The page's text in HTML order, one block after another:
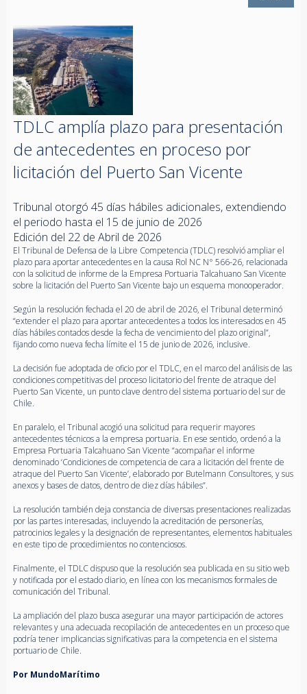
TDLC amplía plazo para presentación
de antecedentes en proceso por
licitación del Puerto San Vicente
Tribunal otorgó 45 días hábiles adicionales, extendiendo
el periodo hasta el 15 de junio de 2026
Edición del 22 de Abril de 2026
El Tribunal de Defensa de la Libre Competencia (TDLC) resolvió ampliar el
plazo para aportar antecedentes en la causa Rol NC N° 566-26, relacionada
con la solicitud de informe de la Empresa Portuaria Talcahuano San Vicente
sobre la licitación del Puerto San Vicente bajo un esquema monooperador.
Según la resolución fechada el 20 de abril de 2026, el Tribunal determinó
“extender el plazo para aportar antecedentes a todos los interesados en 45
días hábiles contados desde la fecha de vencimiento del plazo original”,
fijando como nueva fecha límite el 15 de junio de 2026, inclusive.
La decisión fue adoptada de oficio por el TDLC, en el marco del análisis de las
condiciones competitivas del proceso licitatorio del frente de atraque del
Puerto San Vicente, un punto clave dentro del sistema portuario del sur de
Chile.
En paralelo, el Tribunal acogió una solicitud para requerir mayores
antecedentes técnicos a la empresa portuaria. En ese sentido, ordenó a la
Empresa Portuaria Talcahuano San Vicente “acompañar el informe
denominado ‘Condiciones de competencia de cara a licitación del frente de
atraque del Puerto San Vicente’, elaborado por Butelmann Consultores, y sus
anexos y bases de datos, dentro de diez días hábiles”.
La resolución también deja constancia de diversas presentaciones realizadas
por las partes interesadas, incluyendo la acreditación de personerías,
patrocinios legales y la designación de representantes, elementos habituales
en este tipo de procedimientos no contenciosos.
Finalmente, el TDLC dispuso que la resolución sea publicada en su sitio web
y notificada por el estado diario, en línea con los mecanismos formales de
comunicación del Tribunal.
La ampliación del plazo busca asegurar una mayor participación de actores
relevantes y una adecuada recopilación de antecedentes en un proceso que
podría tener implicancias significativas para la competencia en el sistema
portuario de Chile.
Por MundoMarítimo